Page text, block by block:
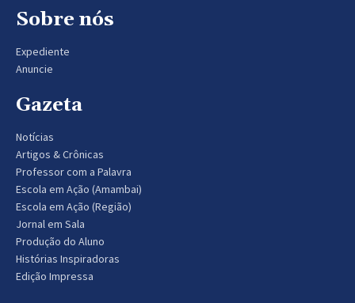
Sobre nós
Expediente
Anuncie
Gazeta
Notícias
Artigos & Crônicas
Professor com a Palavra
Escola em Ação (Amambai)
Escola em Ação (Região)
Jornal em Sala
Produção do Aluno
Histórias Inspiradoras
Edição Impressa